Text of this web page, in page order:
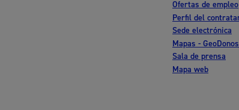
Ofertas de empleo
Perfil del
Sede electrónica
Mapas -
Sala de prensa
Mapa web